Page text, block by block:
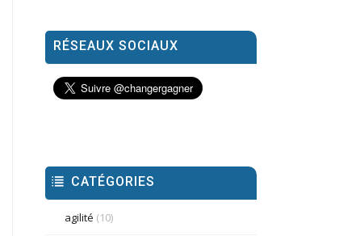
RÉSEAUX SOCIAUX
CATÉGORIES
agilité (10)